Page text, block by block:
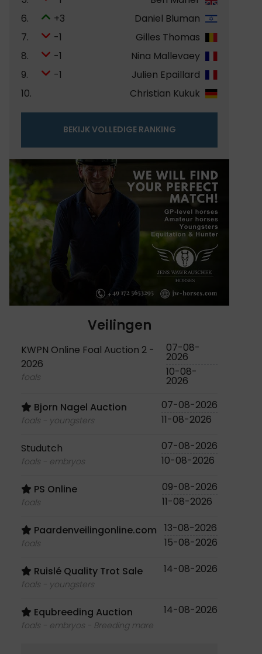
6.
+3
Daniel Bluman
7.
-1
Gilles Thomas
8.
-1
Nina Mallevaey
9.
-1
Julien Epaillard
10.
Christian Kukuk
BEKIJK VOLLEDIGE RANKING
Veilingen
KWPN Online Foal Auction 2 -
2026
foals
07-08-
2026
10-08-
2026
Bjorn Nagel Auction
foals - youngsters
07-08-2026
11-08-2026
Studutch
foals - embryos
07-08-2026
10-08-2026
PS Online
foals
09-08-2026
11-08-2026
Paardenveilingonline.com
foals
13-08-2026
15-08-2026
Ruislé Quality Trot Sale
foals - youngsters
14-08-2026
Equbreeding Auction
foals - embryos - Breeding mare
14-08-2026